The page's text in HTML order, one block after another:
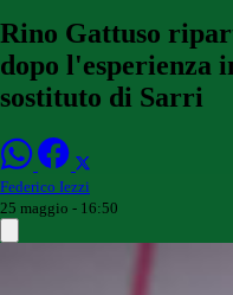
Rino Gattuso
dopo l'esperienza
sostituto di Sarri
Federico Iezzi
25 maggio - 16:50